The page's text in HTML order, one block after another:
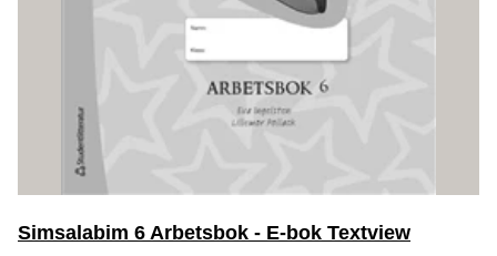
Simsalabim 6 Arbetsbok - E-bok Textview